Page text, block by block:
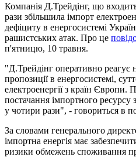
Компанія Д.Трейдінг, що
рази збільшила імпорт
дефіциту в енергосистемі
рашистських атак. Про це
п'ятницю, 10 травня.
"Д.Трейдінг оперативно реагує
пропозиції в енергосистемі,
електроенергії з країн Європи.
постачання імпортного ресурсу
у чотири рази", - говориться в
За словами генерального
імпортна енергія має
ризики обмежень споживання